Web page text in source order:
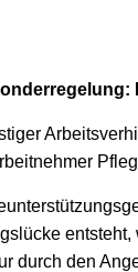
durch den